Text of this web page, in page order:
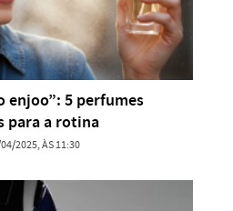
enjoo”: 5 perfumes
para a rotina
2025, ÀS 11:30